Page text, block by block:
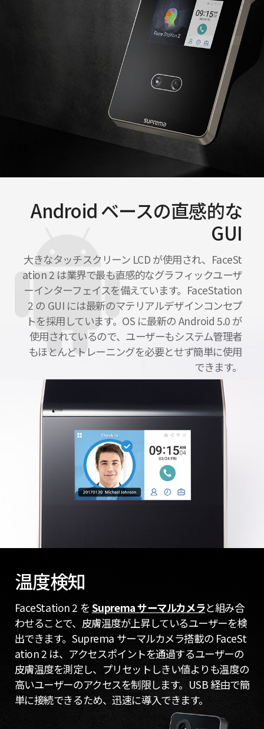
Android ベースの直感的な
GUI
大きなタッチスクリーン LCD が使用され、FaceSt
ation 2 は業界で最も直感的なグラフィックユーザ
ーインターフェイスを備えています。FaceStation
2 の GUI には最新のマテリアルデザインコンセプ
トを採用しています。OS に最新の Android 5.0 が
使用されているので、ユーザーもシステム管理者
もほとんどトレーニングを必要とせず簡単に使用
できます。
温度検知
FaceStation 2 をSuprema サーマルカメラと組み合
わせることで、皮膚温度が上昇しているユーザーを検
出できます。Suprema サーマルカメラ搭載の FaceSt
ation 2 は、アクセスポイントを通過するユーザーの
皮膚温度を測定し、プリセットしきい値よりも温度の
高いユーザーのアクセスを制限します。USB 経由で簡
単に接続できるため、迅速に導入できます。